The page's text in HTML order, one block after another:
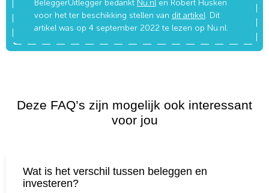
BeleggerUitlegger bedankt Nu.nlen Robert Hüsken
voor het ter beschikking stellen van dit artikel. Dit
artikel was op 4 september 2022 te lezen op Nu.nl.
Deze FAQ’s zijn mogelijk ook interessant
voor jou
Wat is het verschil tussen beleggen en
investeren?